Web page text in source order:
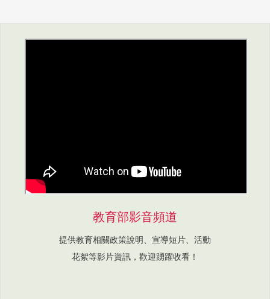
教育部影音頻道
提供教育相關政策說明、宣導短片、活動
花絮等影片資訊，歡迎踴躍收看！